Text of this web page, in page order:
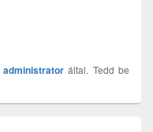
administratoráltal. Tedd be